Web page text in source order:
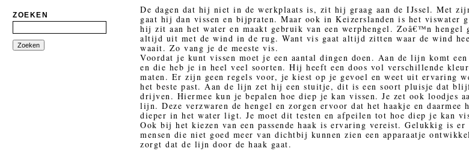
ZOEKEN
De dagen dat hij niet in de werkplaats is, zit hij graag aan de IJssel. Met
gaat hij dan vissen en bijpraten. Maar ook in Keizerslanden is het viswater
hij zit aan het water en maakt gebruik van een werphengel. Zoâ€™n hengel
altijd uit met de wind in de rug. Want vis gaat altijd zitten waar de wind
waait. Zo vang je de meeste vis.
Voordat je kunt vissen moet je een aantal dingen doen. Aan de lijn komt een
en die heb je in heel veel soorten. Hij heeft een doos vol verschillende
maten. Er zijn geen regels voor, je kiest op je gevoel en weet uit ervaring
het beste past. Aan de lijn zet hij een stuitje, dit is een soort pluisje dat
drijven. Hiermee kun je bepalen hoe diep je kan vissen. Je zet ook loodjes
lijn. Deze verzwaren de hengel en zorgen ervoor dat het haakje en daarmee
dieper in het water ligt. Je moet dit testen en afpeilen tot hoe diep je kan
Ook bij het kiezen van een passende haak is ervaring vereist. Gelukkig is er
mensen die niet goed meer van dichtbij kunnen zien een apparaatje
zorgt dat de lijn door de haak gaat.